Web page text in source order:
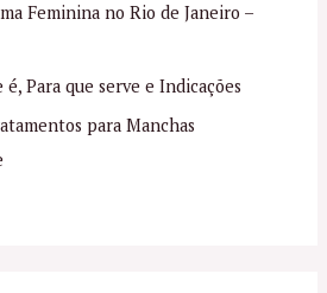
Feminina no Rio de Janeiro –
Para que serve e Indicações
para Manchas